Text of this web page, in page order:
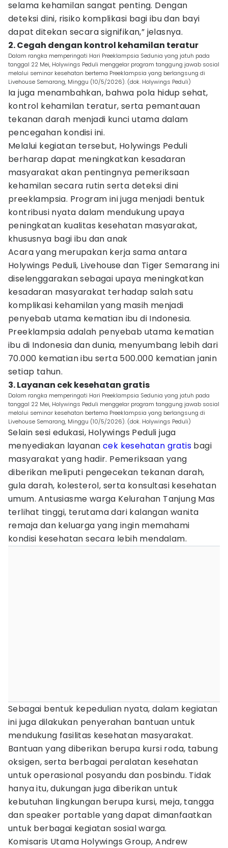
selama kehamilan sangat penting. Dengan
deteksi dini, risiko komplikasi bagi ibu dan bayi
dapat ditekan secara signifikan,” jelasnya.
2. Cegah dengan kontrol kehamilan teratur
Dalam rangka memperingati Hari Preeklampsia Sedunia yang jatuh pada
tanggal 22 Mei, Holywings Peduli menggelar program tanggung jawab sosial
melalui seminar kesehatan bertema Preeklampsia yang berlangsung di
Livehouse Semarang, Minggu (10/5/2026). (dok. Holywings Peduli)
Ia juga menambahkan, bahwa pola hidup sehat,
kontrol kehamilan teratur, serta pemantauan
tekanan darah menjadi kunci utama dalam
pencegahan kondisi ini.
Melalui kegiatan tersebut, Holywings Peduli
berharap dapat meningkatkan kesadaran
masyarakat akan pentingnya pemeriksaan
kehamilan secara rutin serta deteksi dini
preeklampsia. Program ini juga menjadi bentuk
kontribusi nyata dalam mendukung upaya
peningkatan kualitas kesehatan masyarakat,
khususnya bagi ibu dan anak
Acara yang merupakan kerja sama antara
Holywings Peduli, Livehouse dan Tiger Semarang ini
diselenggarakan sebagai upaya meningkatkan
kesadaran masyarakat terhadap salah satu
komplikasi kehamilan yang masih menjadi
penyebab utama kematian ibu di Indonesia.
Preeklampsia adalah penyebab utama kematian
ibu di Indonesia dan dunia, menyumbang lebih dari
70.000 kematian ibu serta 500.000 kematian janin
setiap tahun.
3. Layanan cek kesehatan gratis
Dalam rangka memperingati Hari Preeklampsia Sedunia yang jatuh pada
tanggal 22 Mei, Holywings Peduli menggelar program tanggung jawab sosial
melalui seminar kesehatan bertema Preeklampsia yang berlangsung di
Livehouse Semarang, Minggu (10/5/2026). (dok. Holywings Peduli)
Selain sesi edukasi, Holywings Peduli juga
menyediakan layanan cek kesehatan gratis bagi
masyarakat yang hadir. Pemeriksaan yang
diberikan meliputi pengecekan tekanan darah,
gula darah, kolesterol, serta konsultasi kesehatan
umum. Antusiasme warga Kelurahan Tanjung Mas
terlihat tinggi, terutama dari kalangan wanita
remaja dan keluarga yang ingin memahami
kondisi kesehatan secara lebih mendalam.
Sebagai bentuk kepedulian nyata, dalam kegiatan
ini juga dilakukan penyerahan bantuan untuk
mendukung fasilitas kesehatan masyarakat.
Bantuan yang diberikan berupa kursi roda, tabung
oksigen, serta berbagai peralatan kesehatan
untuk operasional posyandu dan posbindu. Tidak
hanya itu, dukungan juga diberikan untuk
kebutuhan lingkungan berupa kursi, meja, tangga
dan speaker portable yang dapat dimanfaatkan
untuk berbagai kegiatan sosial warga.
Komisaris Utama Holywings Group, Andrew